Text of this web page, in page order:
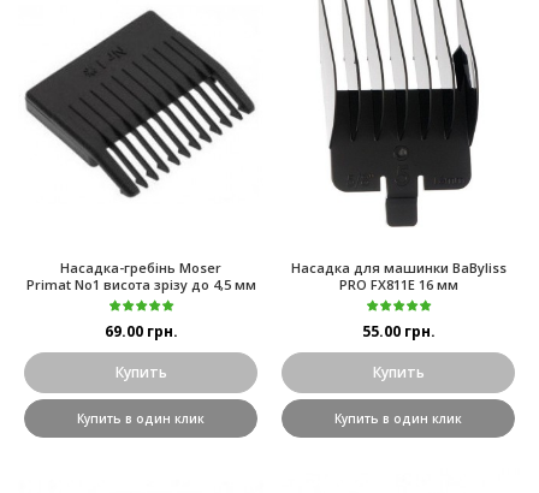
Насадка-гребінь Moser
Primat No1 висота зрізу до 4,5 мм
69.00 грн.
Купить
Купить в один клик
Насадка для машинки BaByliss
PRO FX811E 16 мм
55.00 грн.
Купить
Купить в один клик